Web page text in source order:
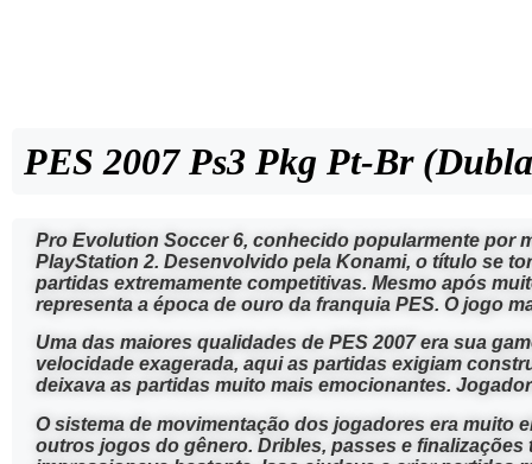
PES 2007 Ps3 Pkg Pt-Br
Pro Evolution Soccer 6, conhecido popularmente por
PlayStation 2. Desenvolvido pela Konami, o título se
partidas extremamente competitivas. Mesmo após
representa a época de ouro da franquia PES. O jogo
Uma das maiores qualidades de PES 2007 era sua
velocidade exagerada, aqui as partidas exigiam
deixava as partidas muito mais emocionantes.
O sistema de movimentação dos jogadores era muito
outros jogos do gênero. Dribles, passes e